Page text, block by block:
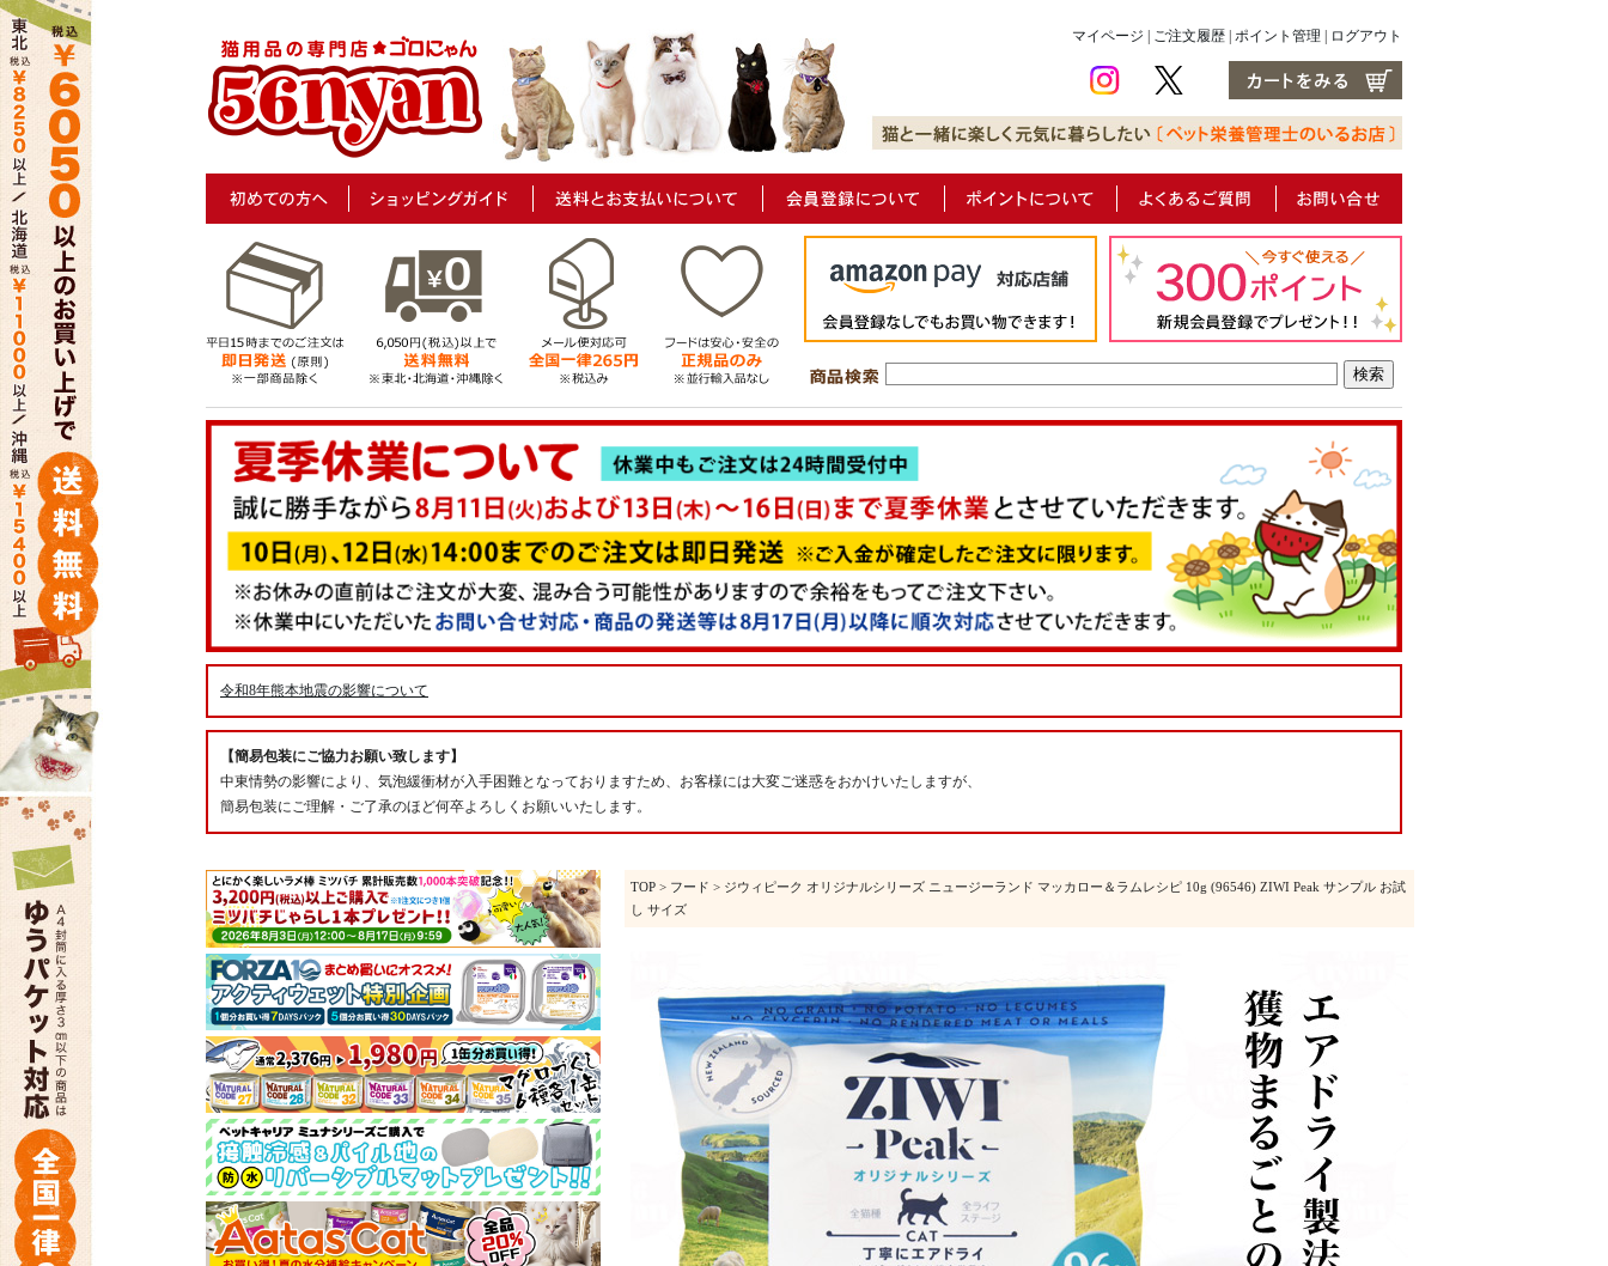
マイページ ご注文履歴 ポイント管理 ログアウト
令和8年熊本地震の影響について
【簡易包装にご協力お願い致します】
中東情勢の影響により、気泡緩衝材が入手困難となっておりますため、お客様には大変ご迷惑をおかけいたしますが、
簡易包装にご理解・ご了承のほど何卒よろしくお願いいたします。
TOP > フード > ジウィピーク オリジナルシリーズ ニュージーランド マッカロー＆ラムレシピ 10g (96546) ZIWI Peak サンプル お試
し サイズ